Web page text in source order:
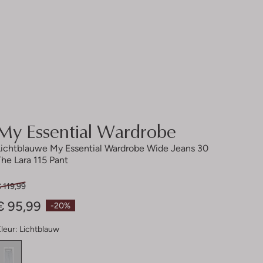
Essential Wardrobe
My Essential Wardrobe Wide Jeans 30
Lara 115 Pant
-20%
119,99
95,99
Lichtblauw